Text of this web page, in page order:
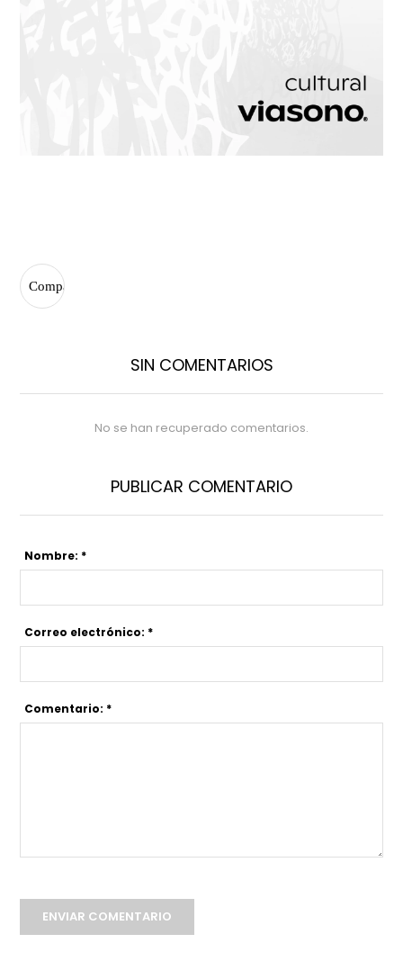
SIN COMENTARIOS
No se han recuperado comentarios.
PUBLICAR COMENTARIO
Nombre: *
Correo electrónico: *
Comentario: *
ENVIAR COMENTARIO